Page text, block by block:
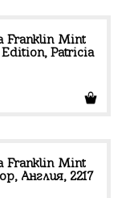
Franklin Mint
Patricia
Franklin Mint
Англия, 2217